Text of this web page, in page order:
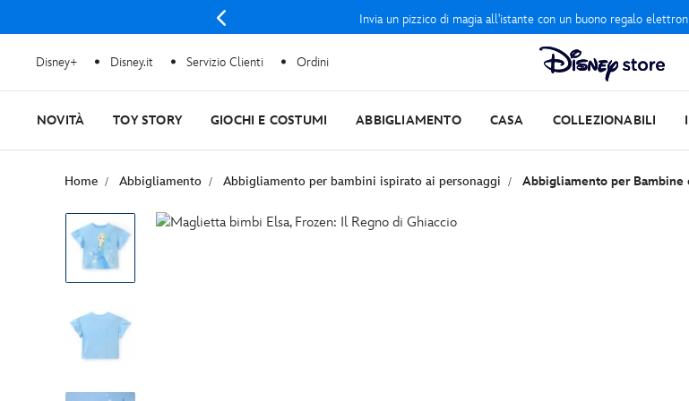
Invia un pizzico di magia all'istante con un buono regalo
Disney+ Disney.it Servizio Clienti Ordini
NOVITÀ TOY STORY GIOCHI E COSTUMI ABBIGLIAMENTO CASA COLLEZIONABILI
Home Abbigliamento Abbigliamento per bambini ispirato ai personaggi Abbigliamento per Bambine